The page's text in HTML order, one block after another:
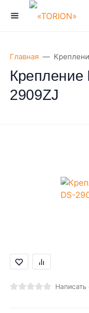
Главная
Крепление
2909ZJ
Написать